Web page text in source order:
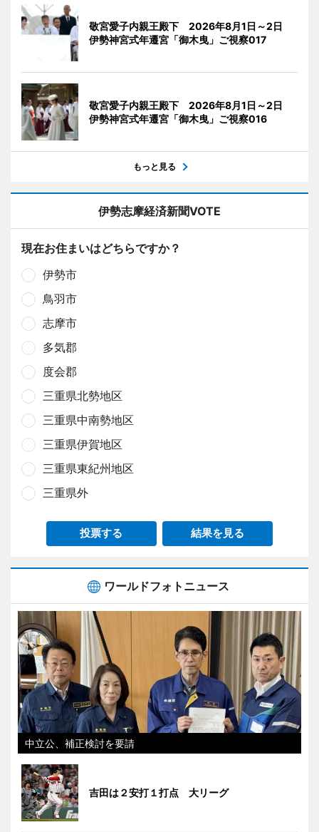
敬宮愛子内親王殿下 2026年8月1日～2日
伊勢神宮式年遷宮「御木曳」ご視察017
敬宮愛子内親王殿下 2026年8月1日～2日
伊勢神宮式年遷宮「御木曳」ご視察016
もっと見る
伊勢志摩経済新聞VOTE
現在お住まいはどちらですか？
伊勢市
鳥羽市
志摩市
多気郡
度会郡
三重県北勢地区
三重県中南勢地区
三重県伊賀地区
三重県東紀州地区
三重県外
投票する 結果を見る
ワールドフォトニュース
中立公、補正検討を要請
吉田は２安打１打点 大リーグ